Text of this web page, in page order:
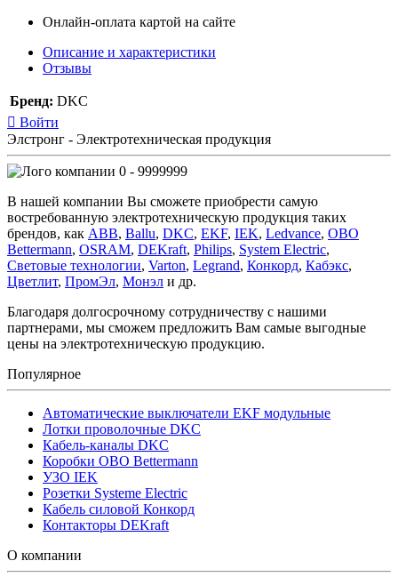
Онлайн-оплата картой на сайте
Описание и характеристики
Отзывы
Бренд: DKC
Войти
Элстронг - Электротехническая продукция
0 - 9999999
В нашей компании Вы сможете приобрести самую
востребованную электротехническую продукция таких
брендов, как ABB, Ballu, DKC, EKF, IEK, Ledvance, OBO
Bettermann, OSRAM, DEKraft, Philips, System Electric,
Световые технологии, Varton, Legrand, Конкорд, Кабэкс,
Цветлит, ПромЭл, Монэл и др.
Благодаря долгосрочному сотрудничеству с нашими
партнерами, мы сможем предложить Вам самые выгодные
цены на электротехническую продукцию.
Популярное
Автоматические выключатели EKF модульные
Лотки проволочные DKC
Кабель-каналы DKC
Коробки OBO Bettermann
УЗО IEK
Розетки Systeme Electric
Кабель силовой Конкорд
Контакторы DEKraft
О компании